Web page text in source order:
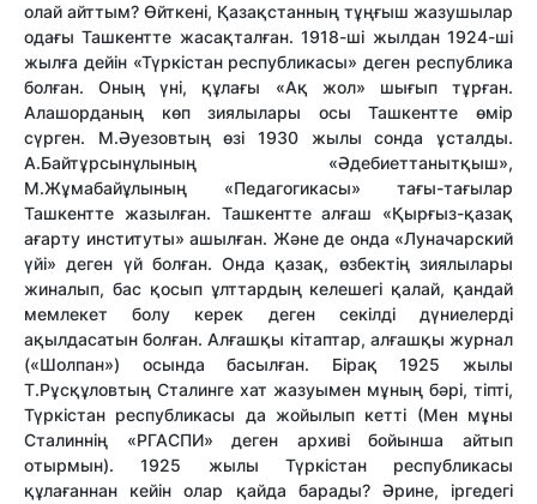
олай айттым? Өйткені, Қазақстанның тұңғыш жазушылар
одағы Ташкентте жасақталған. 1918-ші жылдан 1924-ші
жылға дейін «Түркістан республикасы» деген республика
болған. Оның үні, құлағы «Ақ жол» шығып тұрған.
Алашорданың көп зиялылары осы Ташкентте өмір
сүрген. М.Әуезовтың өзі 1930 жылы сонда ұсталды.
А.Байтұрсынұлының «Әдебиеттанытқыш»,
М.Жұмабайұлының «Педагогикасы» тағы-тағылар
Ташкентте жазылған. Ташкентте алғаш «Қырғыз-қазақ
ағарту институты» ашылған. Және де онда «Луначарский
үйі» деген үй болған. Онда қазақ, өзбектің зиялылары
жиналып, бас қосып ұлттардың келешегі қалай, қандай
мемлекет болу керек деген секілді дүниелерді
ақылдасатын болған. Алғашқы кітаптар, алғашқы журнал
(«Шолпан») осында басылған. Бірақ 1925 жылы
Т.Рұсқұловтың Сталинге хат жазуымен мұның бәрі, тіпті,
Түркістан республикасы да жойылып кетті (Мен мұны
Сталиннің «РГАСПИ» деген архиві бойынша айтып
отырмын). 1925 жылы Түркістан республикасы
құлағаннан кейін олар қайда барады? Әрине, іргедегі